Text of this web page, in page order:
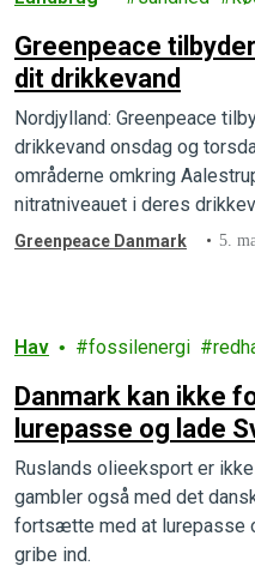
Greenpeace
dit drikkevand
Nordjylland: Greenpeace
drikkevand onsdag og
områderne omkring
nitratniveauet i deres
Greenpeace Danmark 5.
Hav fossilenergi
Danmark kan ikke
lurepasse og lade
skyggeflåde
Ruslands olieeksport er
gambler også med det
fortsætte med at lurepasse
gribe ind.